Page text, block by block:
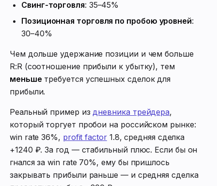
Свинг-торговля: 35–45%
Позиционная торговля по пробою уровней:
30–40%
Чем дольше удержание позиции и чем больше
R:R (соотношение прибыли к убытку), тем
меньше требуется успешных сделок для
прибыли.
Реальный пример из дневника трейдера,
который торгует пробои на российском рынке:
win rate 36%, profit factor1.8, средняя сделка
+1240 ₽. За год — стабильный плюс. Если бы он
гнался за win rate 70%, ему бы пришлось
закрывать прибыли раньше — и средняя сделка